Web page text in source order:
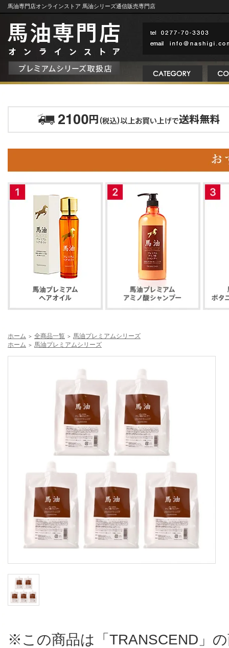
馬油専門店オンラインストア 馬油シリーズ通信販売専門店
ホーム ＞ 全商品一覧 ＞ 馬油プレミアムシリーズ
ホーム ＞ 馬油プレミアムシリーズ
※この商品は「TRANSCEND」